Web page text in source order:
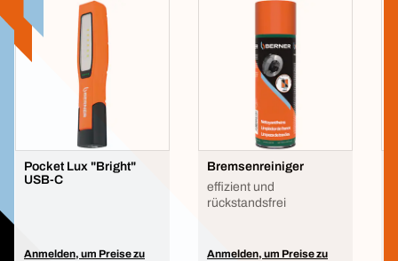
Pocket Lux "Bright"
USB-C
Anmelden, um Preise zu
Bremsenreiniger
effizient und
rückstandsfrei
Anmelden, um Preise zu